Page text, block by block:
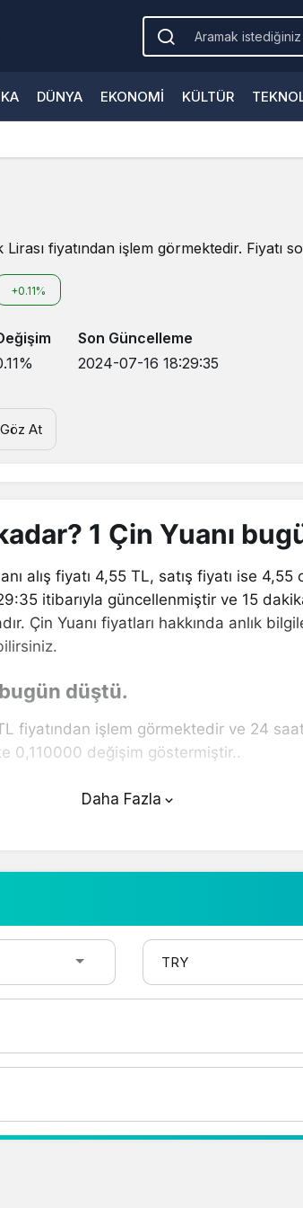
DÜNYA EKONOMI KÜLTÜR
fiyatından işlem görmektedir. Fiyatı
+0.11%
%
Son Güncelleme
2024-07-16 18:29:35
At
1 Çin Yuanı
alış fiyatı 4,55 TL, satış fiyatı ise
itibarıyla güncellenmiştir ve 15
Çin Yuanı fiyatları hakkında anlık
düştü.
fiyatından işlem görmektedir ve 24
0,110000 değişim göstermiştir..
için, sayfanın üstünde yer alan çevirici
Daha Fazla